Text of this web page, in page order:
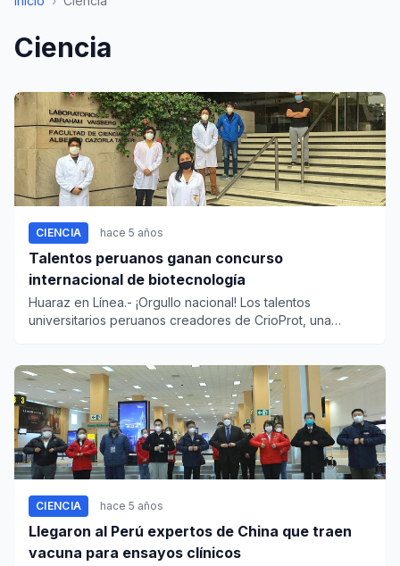
Ciencia
CIENCIA hace 5 años
Talentos peruanos ganan concurso
internacional de biotecnología
Huaraz en Línea.- ¡Orgullo nacional! Los talentos
universitarios peruanos creadores de CrioProt, una
CIENCIA hace 5 años
Llegaron al Perú expertos de China que traen
vacuna para ensayos clínicos